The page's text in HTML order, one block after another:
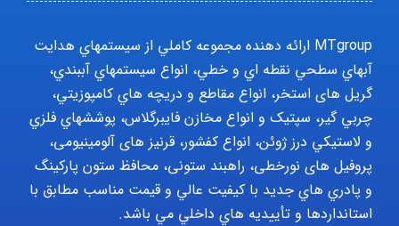
MTgroup ارائه دهنده مجموعه کاملي از سيستمهاي هدايت
آبهاي سطحي نقطه اي و خطي، انواع سيستمهاي آببندي،
گریل های استخر، انواع مقاطع و دريچه هاي کامپوزيتي،
چربي گير، سپتيک و انواع مخازن فايبرگلاس، پوششهاي فلزي
و لاستيکي درز ژوئن، انواع کفشور، قرنیز های آلومینیومی،
پروفیل های نورخطی، راهبند ستونی، محافظ ستون پارکينگ
و پادري هاي جديد با کيفيت عالي و قيمت مناسب مطابق با
استانداردها و تأييديه هاي داخلي مي باشد.